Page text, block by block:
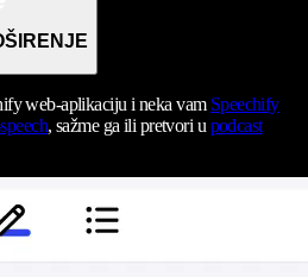
web-aplikaciju i neka vam Speechify
, sažme ga ili pretvori u podcast